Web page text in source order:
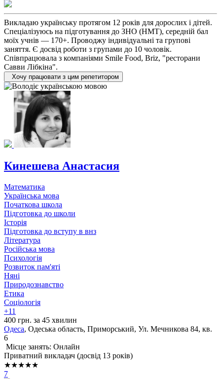
Викладаю українську протягом 12 років для дорослих і дітей.
Спеціалізуюсь на підготування до ЗНО (НМТ), середній бал
моїх учнів — 170+. Проводжу індивідуальні та групові
заняття. Є досвід роботи з групами до 10 чоловік.
Співпрацювала з компаніями Smile Food, Briz, "ресторани
Савви Лібкіна".
Хочу працювати з цим репетитором
Кинешева Анастасия
Математика
Українська мова
Початкова школа
Підготовка до школи
Історія
Підготовка до вступу в внз
Література
Російська мова
Психологія
Розвиток пам'яті
Няні
Природознавство
Етика
Соціологія
+11
400 грн. за 45 хвилин
Одеса, Одеська область, Приморський, Ул. Мечникова 84, кв.
6
Місце занять: Онлайн
Приватний викладач (досвід 13 років)
★★★★★
7